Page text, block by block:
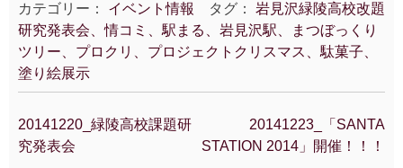
カテゴリー： イベント情報 タグ： 岩見沢緑陵高校改題
研究発表会、情コミ、駅まる、岩見沢駅、まつぼっくり
ツリー、プロクリ、プロジェクトクリスマス、駄菓子、
塗り絵展示
投
稿
20141220_緑陵高校課題研
究発表会
20141223_「SANTA
STATION 2014」開催！！！